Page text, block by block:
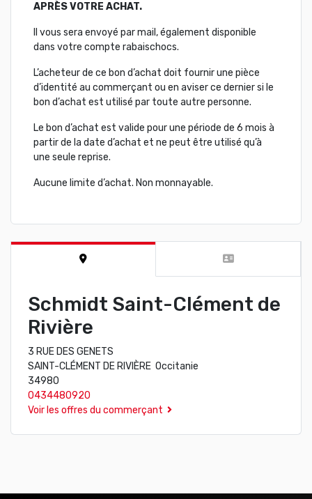
APRÈS VOTRE ACHAT.
Il vous sera envoyé par mail, également disponible
dans votre compte rabaischocs.
L’acheteur de ce bon d’achat doit fournir une pièce
d’identité au commerçant ou en aviser ce dernier si le
bon d’achat est utilisé par toute autre personne.
Le bon d’achat est valide pour une période de 6 mois à
partir de la date d’achat et ne peut être utilisé qu’à
une seule reprise.
Aucune limite d’achat. Non monnayable.
Schmidt Saint-Clément de
Rivière
3 RUE DES GENETS
SAINT-CLÉMENT DE RIVIÈRE Occitanie
34980
0434480920
Voir les offres du commerçant